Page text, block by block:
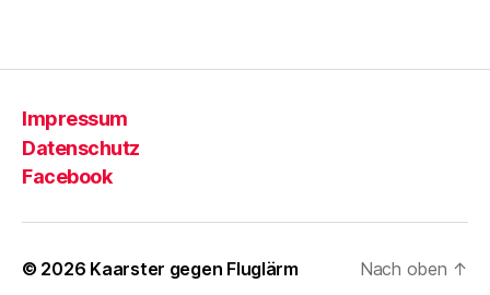
s
c
h
tz
L
Impressum
Datenschutz
Facebook
© 2026 Kaarster gegen Fluglärm Nach oben ↑